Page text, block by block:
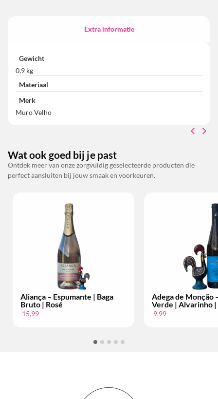
Extra informatie
Gewicht
0,9 kg
Materiaal
Merk
Muro Velho
Wat ook goed bij je past
Ontdek meer van onze zorgvuldig geselecteerde producten die
perfect aansluiten bij jouw smaak en voorkeuren.
Aliança – Espumante | Baga
Bruto | Rosé
15,99
Adega de Monção –
Verde | Alvarinho |